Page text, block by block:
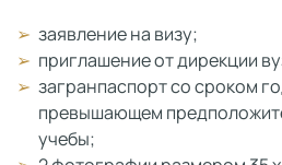
заявление на визу;
приглашение от дирекции
загранпаспорт со сроком
превышающем
учебы;